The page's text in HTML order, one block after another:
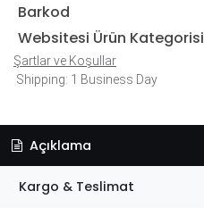
Barkod
Websitesi Ürün Kategorisi
Şartlar ve Koşullar
Shipping: 1 Business Day
Açıklama
Kargo & Teslimat